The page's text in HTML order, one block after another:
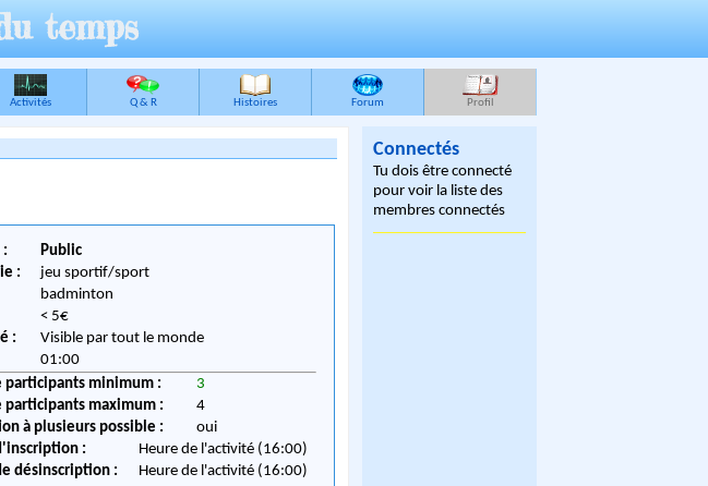
temps
Activités Q & R Histoires Forum Profil
Public
:
jeu sportif/sport
badminton
< 5€
:
Visible par tout le monde
01:00
participants minimum :
3
participants maximum :
4
à plusieurs possible :
oui
:
Heure de l'activité (16:00)
désinscription :
Heure de l'activité (16:00)
Connectés
Tu dois être connecté
pour voir la liste des
membres connectés